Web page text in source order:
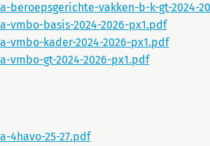
beroepsgerichte-vakken-b-k-gt-2024-
vmbo-basis-2024-2026-px1.pdf
vmbo-kader-2024-2026-px1.pdf
vmbo-gt-2024-2026-px1.pdf
4havo-25-27.pdf